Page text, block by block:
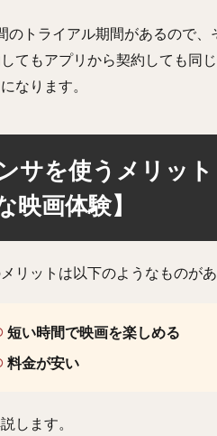
のトライアル期間があるので
てもアプリから契約しても同
なります。
サを使うメリッ
映画体験】
リットは以下のようなものがあ
短い時間で映画を楽しめる
料金が安い
します。